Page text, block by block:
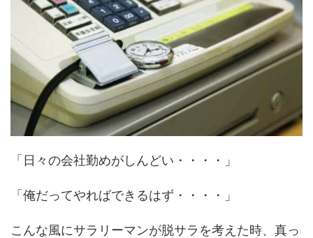
「日々の会社勤めがしんどい・・・・」
「俺だってやればできるはず・・・・」
こんな風にサラリーマンが脱サラを考えた時、真っ